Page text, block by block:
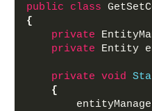
public class
{
private
private Entity
private void
{